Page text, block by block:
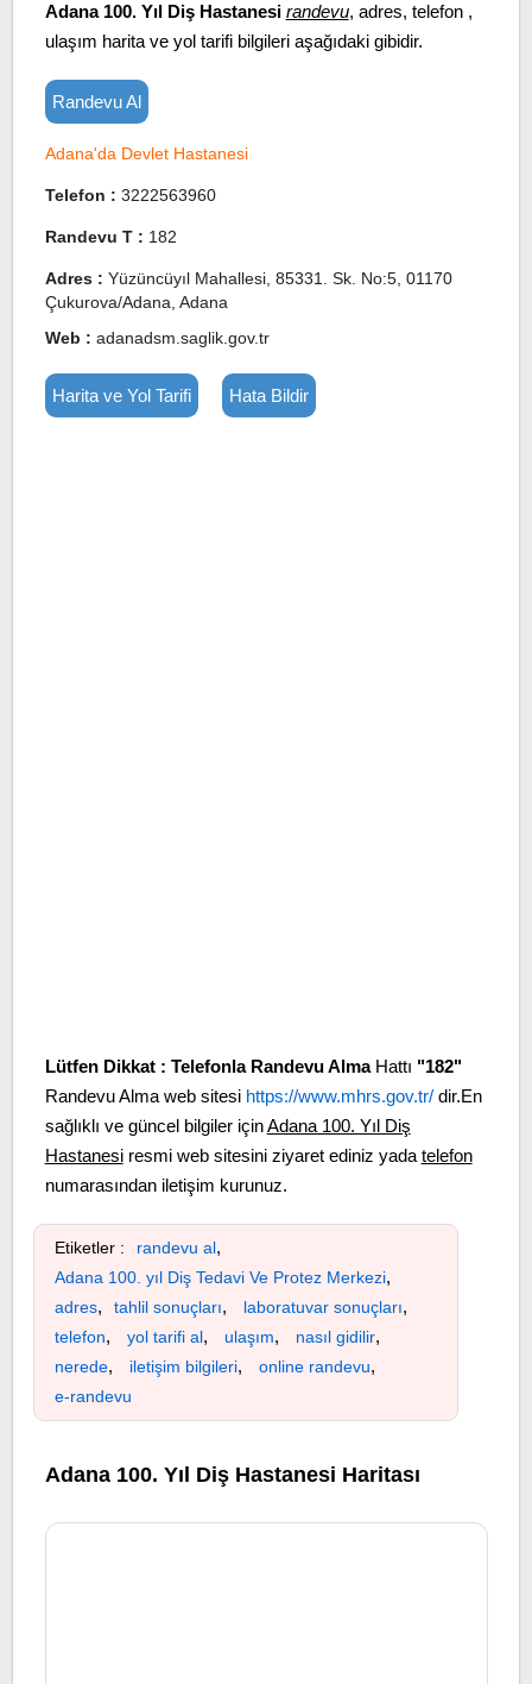
Adana 100. Yıl Diş Hastanesi randevu, adres, telefon ,
ulaşım harita ve yol tarifi bilgileri aşağıdaki gibidir.
Randevu Al
Adana'da Devlet Hastanesi
Telefon : 3222563960
Randevu T : 182
Adres : Yüzüncüyıl Mahallesi, 85331. Sk. No:5, 01170
Çukurova/Adana, Adana
Web : adanadsm.saglik.gov.tr
Harita ve Yol Tarifi Hata Bildir
Lütfen Dikkat : Telefonla Randevu AlmaHattı "182"
Randevu Alma web sitesi https://www.mhrs.gov.tr/dir.En
sağlıklı ve güncel bilgiler içinAdana 100. Yıl Diş
Hastanesiresmi web sitesini ziyaret ediniz yada telefon
numarasından iletişim kurunuz.
Etiketler : randevu al,
Adana 100. yıl Diş Tedavi Ve Protez Merkezi,
adres, tahlil sonuçları, laboratuvar sonuçları,
telefon, yol tarifi al, ulaşım, nasıl gidilir,
nerede, iletişim bilgileri, online randevu,
e-randevu
Adana 100. Yıl Diş Hastanesi Haritası